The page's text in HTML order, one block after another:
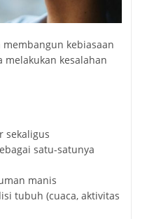
membangun kebiasaan
melakukan kesalahan
sekaligus
satu-satunya
manis
tubuh (cuaca, aktivitas